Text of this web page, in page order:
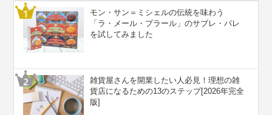
モン・サン＝ミシェルの伝統を味わう
「ラ・メール・プラール」のサブレ・パレ
を試してみました
雑貨屋さんを開業したい人必見！理想の雑
貨店になるための13のステップ[2026年完全
版]